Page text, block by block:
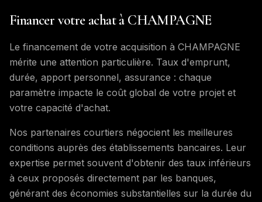
Financer votre achat à CHAMPAGNE
Le financement de votre acquisition à CHAMPAGNE
mérite une attention particulière. Taux d'emprunt,
durée, apport personnel, assurance : chaque
paramètre impacte le coût global de votre projet et
votre capacité d'achat.
Nos partenaires courtiers négocient les meilleures
conditions auprès des établissements bancaires. Leur
expertise permet souvent d'obtenir des taux inférieurs
à ceux proposés directement par les banques,
générant des économies substantielles sur la durée du